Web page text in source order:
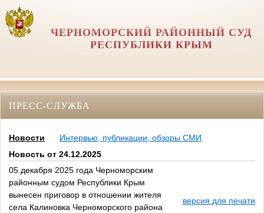
ЧЕРНОМОРСКИЙ РАЙОННЫЙ СУД
РЕСПУБЛИКИ КРЫМ
ПРЕСС-СЛУЖБА
Новости
Интервью, публикации, обзоры СМИ
Новость от 24.12.2025
05 декабря 2025 года Черноморским
районным судом Республики Крым
вынесен приговор в отношении жителя
села Калиновка Черноморского района
версия для печати